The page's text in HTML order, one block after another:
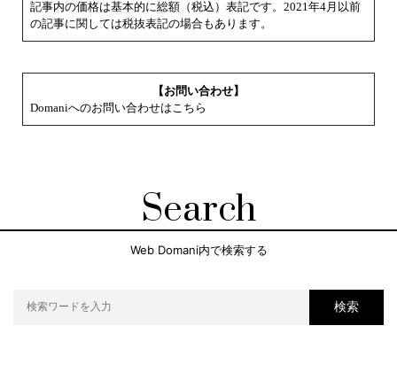
記事内の価格は基本的に総額（税込）表記です。2021年4月以前
の記事に関しては税抜表記の場合もあります。
【お問い合わせ】
Domaniへのお問い合わせはこちら
Search
Web Domani内で検索する
検索